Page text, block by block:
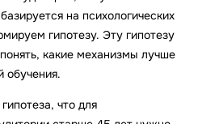
на психологических
гипотезу. Эту гипотезу
какие механизмы лучше
обучения.
что для